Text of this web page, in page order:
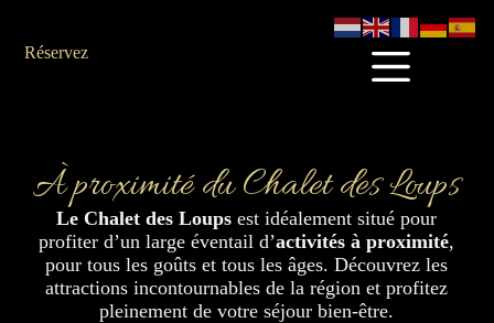
Réservez
À proximité du Chalet des Loups
Le Chalet des Loups est idéalement situé pour
profiter d’un large éventail d’activités à proximité,
pour tous les goûts et tous les âges. Découvrez les
attractions incontournables de la région et profitez
pleinement de votre séjour bien-être.